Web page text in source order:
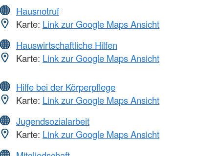
Hausnotruf
Karte: Link zur Google Maps Ansicht
Hauswirtschaftliche Hilfen
Karte: Link zur Google Maps Ansicht
Hilfe bei der Körperpflege
Karte: Link zur Google Maps Ansicht
Jugendsozialarbeit
Karte: Link zur Google Maps Ansicht